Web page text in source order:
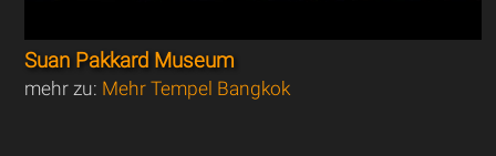
Suan Pakkard Museum
mehr zu: Mehr Tempel Bangkok